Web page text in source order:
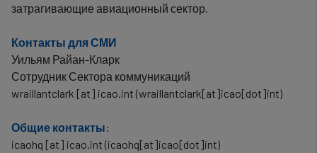
затрагивающие авиационный сектор.
Контакты для СМИ
Уильям Райан-Кларк
Сотрудник Сектора коммуникаций
wraillantclark [at] icao.int (wraillantclark[at]icao[dot]int)
Общие контакты:
icaohq [at] icao.int (icaohq[at]icao[dot]int)